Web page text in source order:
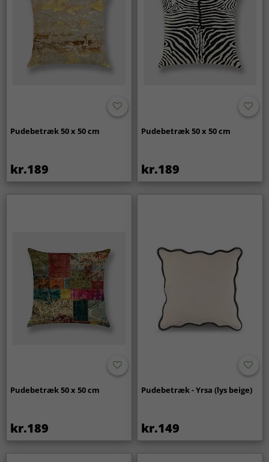
Pudebetræk 50 x 50 cm
kr.189
Pudebetræk 50 x 50 cm
kr.189
Pudebetræk 50 x 50 cm
kr.189
Pudebetræk - Yrsa (lys beige)
kr.149